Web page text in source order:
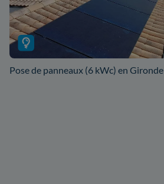
Pose de panneaux (6 kWc) en Gironde